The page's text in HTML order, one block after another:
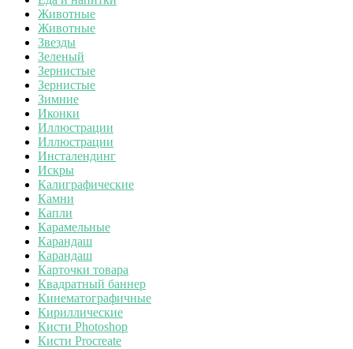
Животные
Животные
Звезды
Зеленый
Зернистые
Зернистые
Зимние
Иконки
Иллюстрации
Иллюстрации
Инсталендинг
Искры
Калиграфические
Камни
Капли
Карамельные
Карандаш
Карандаш
Карточки товара
Квадратный баннер
Кинематографичные
Кириллические
Кисти Photoshop
Кисти Procreate